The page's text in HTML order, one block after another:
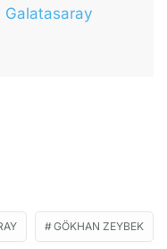
Galatasaray
GÖKHAN ZEYBEK